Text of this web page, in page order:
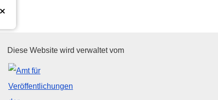
Amt für Veröffentlichungen der
Diese Website wird verwaltet vom